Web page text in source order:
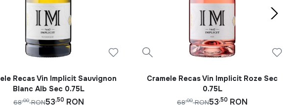
Recas Vin Implicit Sauvignon
Blanc Alb Sec 0.75L
53,50 RON
68,00 RON
Cramele Recas Vin Implicit Roze Sec
0.75L
53,50 RON
68,00 RON